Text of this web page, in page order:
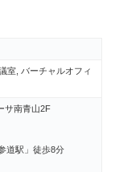
室, バーチャルオフィ
サ南青山2F
道駅」徒歩8分